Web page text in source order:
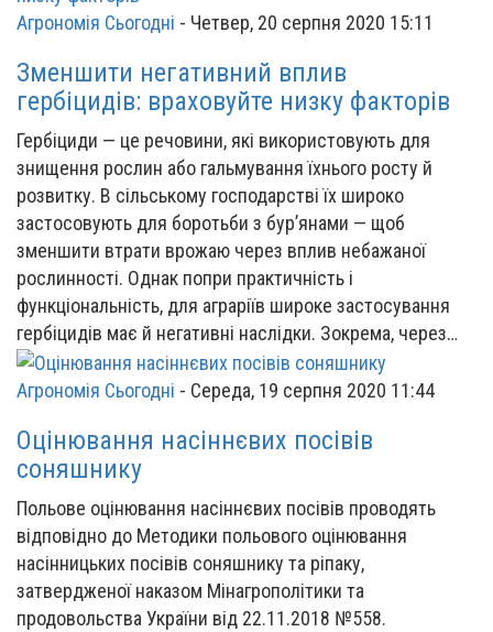
Агрономія Сьогодні - Четвер, 20 серпня 2020 15:11
Зменшити негативний вплив
гербіцидів: враховуйте низку факторів
Гербіциди — це речовини, які використовують для
знищення рослин або гальмування їхнього росту й
розвитку. В сільському господарстві їх широко
застосовують для боротьби з бур’янами — щоб
зменшити втрати врожаю через вплив небажаної
рослинності. Однак попри практичність і
функціональність, для аграріїв широке застосування
гербіцидів має й негативні наслідки. Зокрема, через…
Агрономія Сьогодні - Середа, 19 серпня 2020 11:44
Оцінювання насіннєвих посівів
соняшнику
Польове оцінювання насіннєвих посівів проводять
відповідно до Методики польового оцінювання
насінницьких посівів соняшнику та ріпаку,
затвердженої наказом Мінагрополітики та
продовольства України від 22.11.2018 №558.